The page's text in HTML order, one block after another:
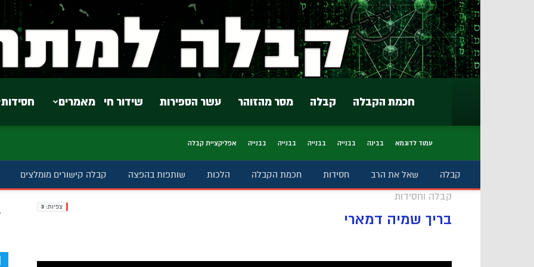
חסידות מאמרים שידור חי עשר הספירות מסר מהזוהר קבלה חכמת הקבלה
עמוד לדוגמא בבינה בבנייה בבנייה בבנייה בבנייה אפליקציית קבלה
קבלה שאל את הרב חסידות חכמת הקבלה הלכות שותפות בהפצה קבלה קישורים מומלצים
קבלה וחסידות
בריך שמיה דמארי
צפיות: 3